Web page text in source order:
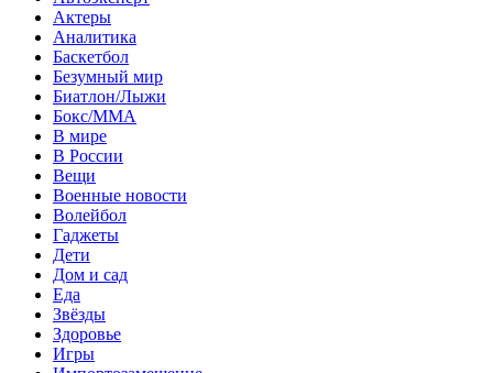
Актеры
Аналитика
Баскетбол
Безумный мир
Биатлон/Лыжи
Бокс/MMA
В мире
В России
Вещи
Военные новости
Волейбол
Гаджеты
Дети
Дом и сад
Еда
Звёзды
Здоровье
Игры